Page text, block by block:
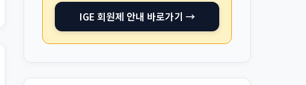
IGE 회원제 안내 바로가기 →